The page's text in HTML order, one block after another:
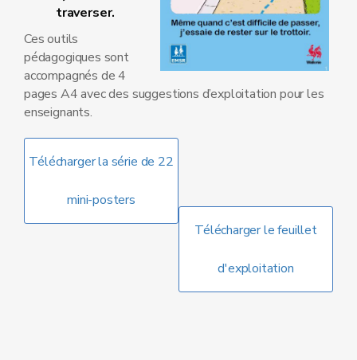
traverser.
Ces outils
pédagogiques sont
accompagnés de 4
pages A4 avec des suggestions d’exploitation pour les
enseignants.
Télécharger la série de 22
mini-posters
Télécharger le feuillet
d'exploitation